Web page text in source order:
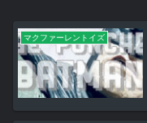
マクファーレントイズ